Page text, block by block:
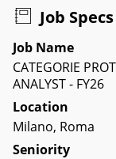
Job Specs
Job Name
CATEGORIE
ANALYST - FY26
Location
Milano, Roma
Seniority